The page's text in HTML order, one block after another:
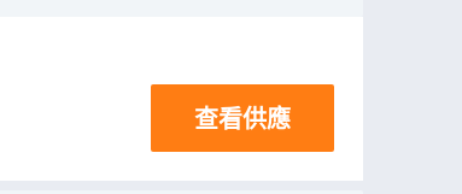
查看供應